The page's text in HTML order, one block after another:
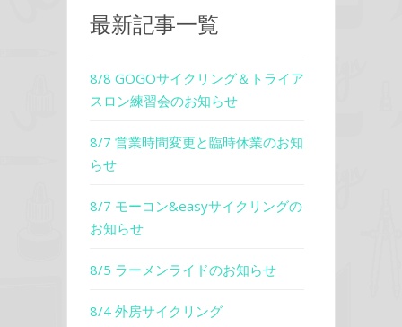
最新記事一覧
8/8 GOGOサイクリング＆トライア
スロン練習会のお知らせ
8/7 営業時間変更と臨時休業のお知
らせ
8/7 モーコン&easyサイクリングの
お知らせ
8/5 ラーメンライドのお知らせ
8/4 外房サイクリング